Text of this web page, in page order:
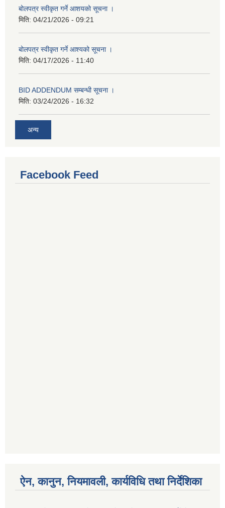
बोलपत्र स्वीकृत गर्ने आशयको सूचना ।
मिति: 04/21/2026 - 09:21
बोलपत्र स्वीकृत गर्ने आश्यको सूचना ।
मिति: 04/17/2026 - 11:40
BID ADDENDUM सम्बन्धी सूचना ।
मिति: 03/24/2026 - 16:32
अन्य
Facebook Feed
ऐन, कानुन, नियमावली, कार्यविधि तथा निर्देशिका